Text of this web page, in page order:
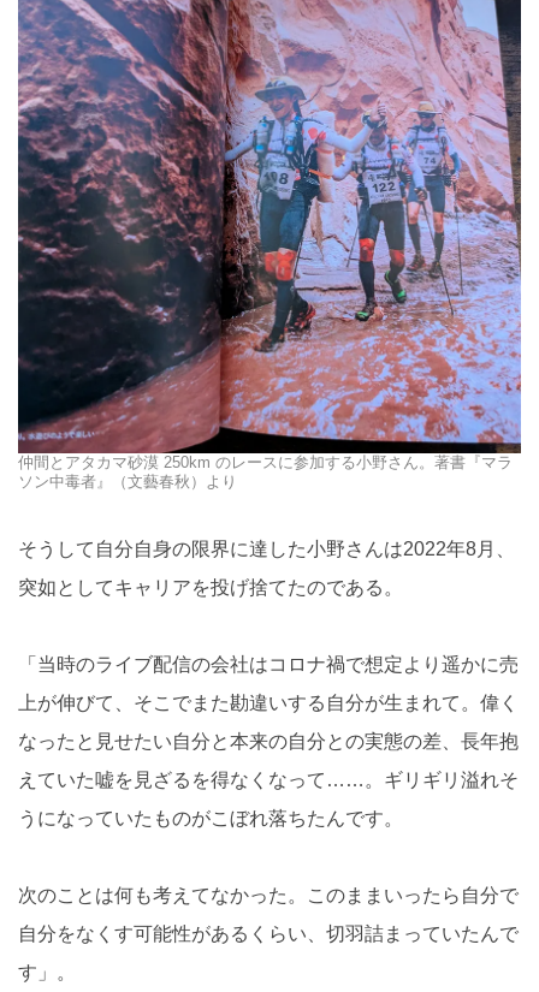
仲間とアタカマ砂漠 250km のレースに参加する小野さん。著書『マラ
ソン中毒者』（文藝春秋）より
そうして自分自身の限界に達した小野さんは2022年8月、
突如としてキャリアを投げ捨てたのである。
「当時のライブ配信の会社はコロナ禍で想定より遥かに売
上が伸びて、そこでまた勘違いする自分が生まれて。偉く
なったと見せたい自分と本来の自分との実態の差、長年抱
えていた嘘を見ざるを得なくなって……。ギリギリ溢れそ
うになっていたものがこぼれ落ちたんです。
次のことは何も考えてなかった。このままいったら自分で
自分をなくす可能性があるくらい、切羽詰まっていたんで
す」。